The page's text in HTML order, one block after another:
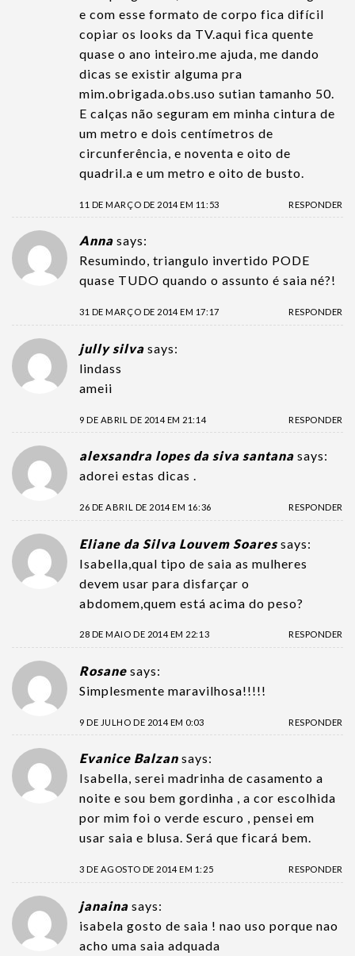
e com esse formato de corpo fica difícil
copiar os looks da TV.aqui fica quente
quase o ano inteiro.me ajuda, me dando
dicas se existir alguma pra
mim.obrigada.obs.uso sutian tamanho 50.
E calças não seguram em minha cintura de
um metro e dois centímetros de
circunferência, e noventa e oito de
quadril.a e um metro e oito de busto.
11 DE MARÇO DE 2014 EM 11:53 RESPONDER
Anna says:
Resumindo, triangulo invertido PODE
quase TUDO quando o assunto é saia né?!
31 DE MARÇO DE 2014 EM 17:17 RESPONDER
jully silva says:
lindass
ameii
9 DE ABRIL DE 2014 EM 21:14 RESPONDER
alexsandra lopes da siva santana says:
adorei estas dicas .
26 DE ABRIL DE 2014 EM 16:36 RESPONDER
Eliane da Silva Louvem Soares says:
Isabella,qual tipo de saia as mulheres
devem usar para disfarçar o
abdomem,quem está acima do peso?
28 DE MAIO DE 2014 EM 22:13 RESPONDER
Rosane says:
Simplesmente maravilhosa!!!!!
9 DE JULHO DE 2014 EM 0:03 RESPONDER
Evanice Balzan says:
Isabella, serei madrinha de casamento a
noite e sou bem gordinha , a cor escolhida
por mim foi o verde escuro , pensei em
usar saia e blusa. Será que ficará bem.
3 DE AGOSTO DE 2014 EM 1:25 RESPONDER
janaina says:
isabela gosto de saia ! nao uso porque nao
acho uma saia adquada